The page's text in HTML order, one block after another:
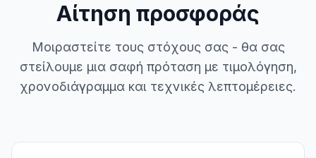
Αίτηση προσφοράς
Μοιραστείτε τους στόχους σας - θα σας
στείλουμε μια σαφή πρόταση με τιμολόγηση,
χρονοδιάγραμμα και τεχνικές λεπτομέρειες.